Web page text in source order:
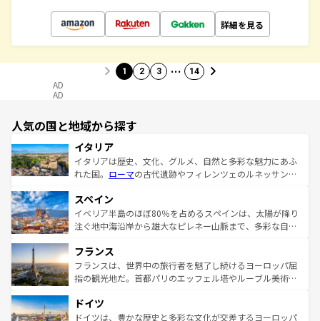
詳細を見る
1 2 3 … 14
AD
AD
人気の国と地域から探す
イタリア
イタリアは歴史、文化、グルメ、自然と多彩な魅力にあふ
れた国。 ローマの古代遺跡やフィレンツェのルネッサンス
ろん、トスカーナの美しい田園風景やアマルフィ海岸の絶
景など、自然景観も見逃せない。観光の合間には、本場の
ピザやパスタなど、絶品のイタリア料理を堪能することも
ませてくれるイタリアで、忘れられない旅をしてみよう！
なお、新着のイタリア情報はコンテンツ一覧 を参照してほ
しい。
スペイン
イベリア半島のほぼ80％を占めるスペインは、太陽が降り
注ぐ地中海沿岸から雄大なピレネー山脈まで、多彩な自然
文化が根付くこの国では、情熱的なフラメンコ、熱気あふ
れる闘牛、そして美味しいタパスが生活の一部となってい
る。首都マドリードの洗練された雰囲気や、バルセロナの
の城塞都市、穏やかなビーチリゾートまで多彩な表情を見
せる。地方によって風土や気候が異なるスペインはその個
フランス
フランスは、世界中の旅行者を魅了し続けるヨーロッパ屈
指の観光地だ。首都パリのエッフェル塔やルーブル美術館
で、幅広い魅力が詰まっている。華麗な宮殿、歴史的な大
聖堂、美しいビーチ、そして豊かな自然が、訪れる者を心
ドイツ
ドイツは、豊かな歴史と多彩な文化が交差するヨーロッパ